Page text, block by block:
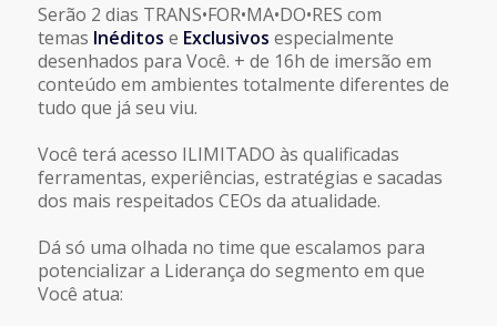
Serão 2 dias TRANS•FOR•MA•DO•RES com
temas Inéditos e Exclusivos especialmente
desenhados para Você. + de 16h de imersão em
conteúdo em ambientes totalmente diferentes de
tudo que já seu viu.
Você terá acesso ILIMITADO às qualificadas
ferramentas, experiências, estratégias e sacadas
dos mais respeitados CEOs da atualidade.
Dá só uma olhada no time que escalamos para
potencializar a Liderança do segmento em que
Você atua: